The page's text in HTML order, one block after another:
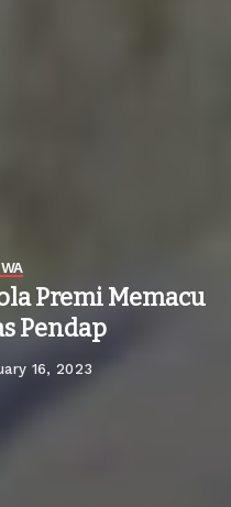
Premi Memacu
Pendap
16, 2023